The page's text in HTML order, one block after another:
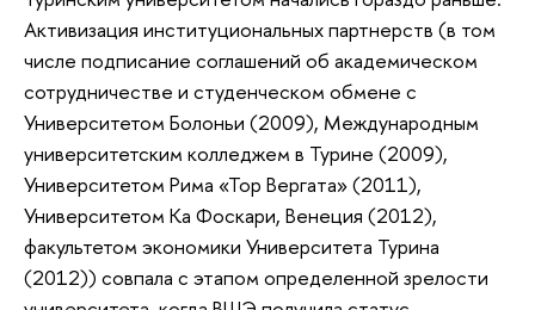
Активизация институциональных партнерств (в том
числе подписание соглашений об академическом
сотрудничестве и студенческом обмене с
Университетом Болоньи (2009), Международным
университетским колледжем в Турине (2009),
Университетом Рима «Тор Вергата» (2011),
Университетом Ка Фоскари, Венеция (2012),
факультетом экономики Университета Турина
(2012)) совпала с этапом определенной зрелости